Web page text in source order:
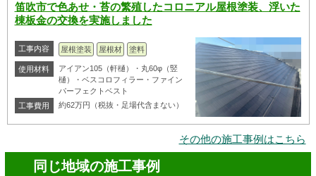
笛吹市で色あせ・苔の繁殖したコロニアル屋根塗装、浮いた
棟板金の交換を実施しました
工事内容 屋根塗装 屋根材 塗料
使用材料
アイアン105（軒樋）・丸60φ（竪
樋）・ベスコロフィラー・ファイン
パーフェクトベスト
工事費用
約62万円（税抜・足場代含まない）
その他の施工事例はこちら
同じ地域の施工事例